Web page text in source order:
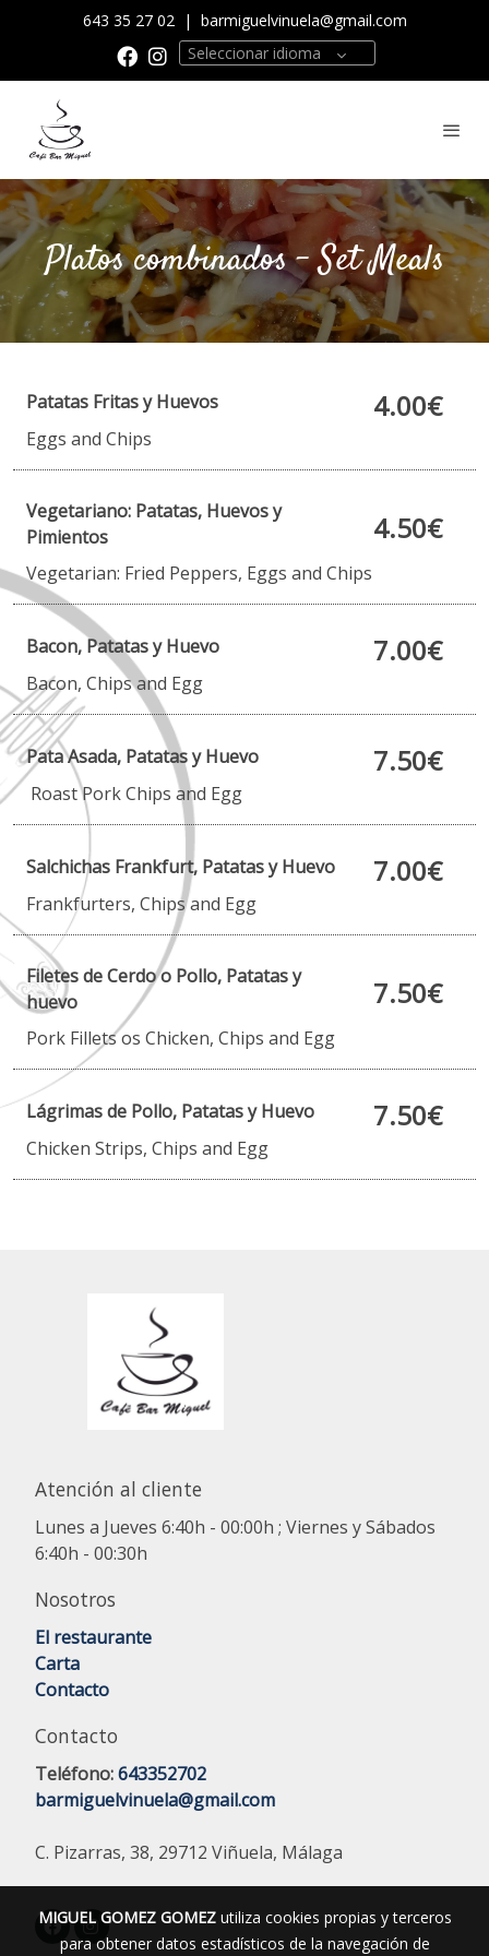
643 35 27 02 | barmiguelvinuela@gmail.com
Seleccionar idioma
Platos combinados - Set Meals
Patatas Fritas y Huevos 4.00€
Eggs and Chips
Vegetariano: Patatas, Huevos y
Pimientos
4.50€
Vegetarian: Fried Peppers, Eggs and Chips
Bacon, Patatas y Huevo 7.00€
Bacon, Chips and Egg
Pata Asada, Patatas y Huevo 7.50€
Roast Pork Chips and Egg
Salchichas Frankfurt, Patatas y Huevo 7.00€
Frankfurters, Chips and Egg
Filetes de Cerdo o Pollo, Patatas y
huevo
7.50€
Pork Fillets os Chicken, Chips and Egg
Lágrimas de Pollo, Patatas y Huevo 7.50€
Chicken Strips, Chips and Egg
Atención al cliente
Lunes a Jueves 6:40h - 00:00h ; Viernes y Sábados
6:40h - 00:30h
Nosotros
El restaurante
Carta
Contacto
Contacto
Teléfono:643352702
barmiguelvinuela@gmail.com
C. Pizarras, 38, 29712 Viñuela, Málaga
MIGUEL GOMEZ GOMEZutiliza cookies propias y terceros
para obtener datos estadísticos de la navegación de